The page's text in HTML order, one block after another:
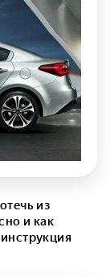
из
и как